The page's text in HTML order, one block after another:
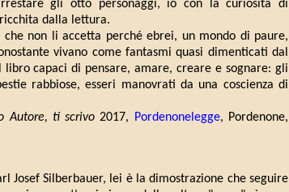
gli otto personaggi, io con la curiosità di
dalla lettura.
non li accetta perché ebrei, un mondo di paure,
vivano come fantasmi quasi dimenticati dal
capaci di pensare, amare, creare e sognare: gli
rabbiose, esseri manovrati da una coscienza di
Autore, ti scrivo 2017, Pordenonelegge, Pordenone,
Josef Silberbauer, lei è la dimostrazione che seguire